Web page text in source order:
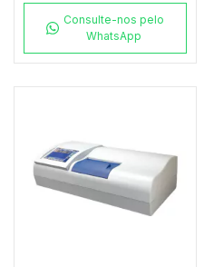
Consulte-nos pelo
WhatsApp